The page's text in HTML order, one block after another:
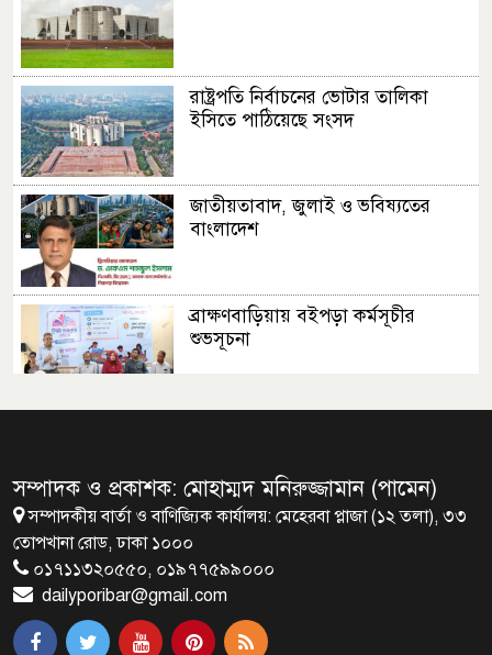
রাষ্ট্রপতি নির্বাচনের ভোটার তালিকা
ইসিতে পাঠিয়েছে সংসদ
জাতীয়তাবাদ, জুলাই ও ভবিষ্যতের
বাংলাদেশ
ব্রাক্ষণবাড়িয়ায় বইপড়া কর্মসূচীর
শুভসূচনা
৪ বিয়ের পর অন্য নারীর ঘরে জামায়াত
প্রধানমন্ত্রীর সঙ্গে সাক্ষাৎ সৌদি আরবের
সম্পাদক ও প্রকাশক: মোহাম্মদ মনিরুজ্জামান (পামেন)
সম্পাদকীয় বার্তা ও বাণিজ্যিক কার্যালয়: মেহেরবা প্লাজা (১২ তলা), ৩৩
তোপখানা রোড, ঢাকা ১০০০
০১৭১১৩২০৫৫০, ০১৯৭৭৫৯৯০০০
dailyporibar@gmail.com